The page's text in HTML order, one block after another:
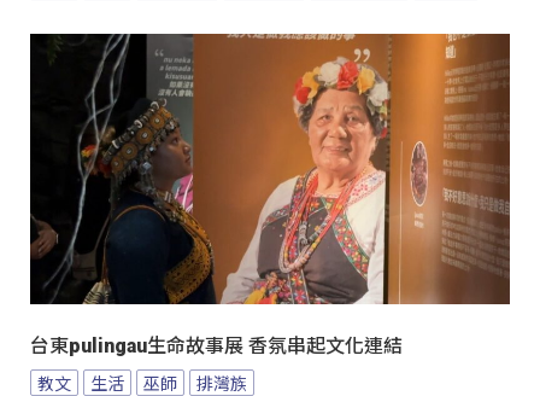
台東pulingau生命故事展 香氛串起文化連結
教文 生活 巫師 排灣族